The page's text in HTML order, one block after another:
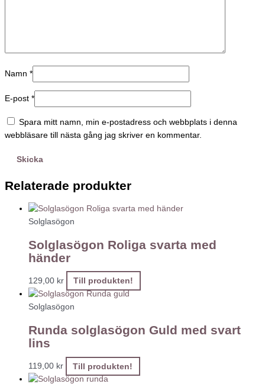
Namn *
E-post *
Spara mitt namn, min e-postadress och webbplats i denna
webbläsare till nästa gång jag skriver en kommentar.
Relaterade produkter
Solglasögon
Solglasögon Roliga svarta med
händer
129,00 kr Till produkten!
Solglasögon
Runda solglasögon Guld med svart
lins
119,00 kr Till produkten!